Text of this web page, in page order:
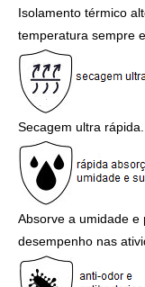
Isolamento térmico
temperatura sempre
Secagem ultra rápida.
Absorve a umidade
desempenho nas